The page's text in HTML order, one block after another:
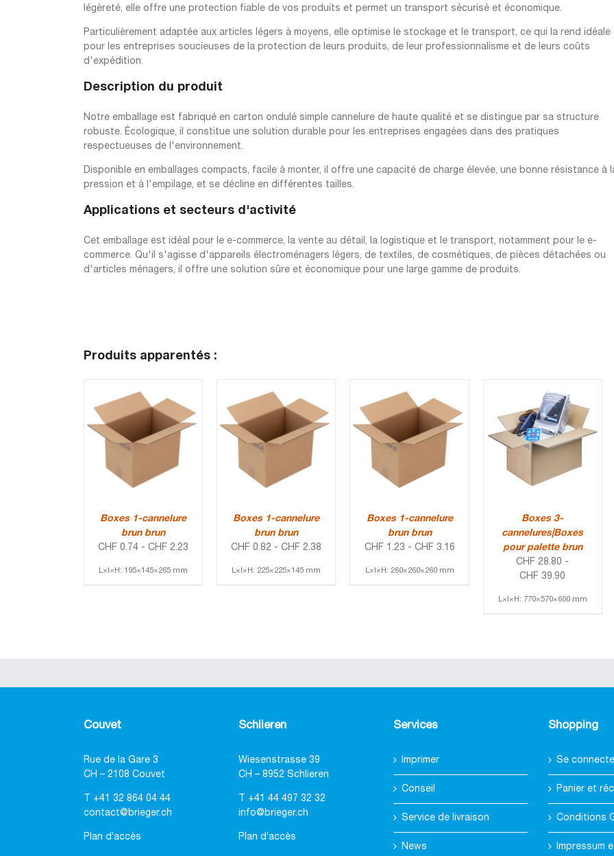
légèreté, elle offre une protection fiable de vos produits et permet un transport sécurisé et économique.
Particulièrement adaptée aux articles légers à moyens, elle optimise le stockage et le transport, ce qui la rend idéale
pour les entreprises soucieuses de la protection de leurs produits, de leur professionnalisme et de leurs coûts
d'expédition.
Description du produit
Notre emballage est fabriqué en carton ondulé simple cannelure de haute qualité et se distingue par sa structure
robuste. Écologique, il constitue une solution durable pour les entreprises engagées dans des pratiques
respectueuses de l'environnement.
Disponible en emballages compacts, facile à monter, il offre une capacité de charge élevée, une bonne résistance à
pression et à l'empilage, et se décline en différentes tailles.
Applications et secteurs d'activité
Cet emballage est idéal pour le e-commerce, la vente au détail, la logistique et le transport, notamment pour le e-
commerce. Qu'il s'agisse d'appareils électroménagers légers, de textiles, de cosmétiques, de pièces détachées ou
d'articles ménagers, il offre une solution sûre et économique pour une large gamme de produits.
Produits apparentés :
Boxes 1-cannelure
brun brun
CHF 0.74 -CHF 2.23
L×l×H: 195×145×265 mm
Boxes 1-cannelure
brun brun
CHF 0.82 -CHF 2.38
L×l×H: 225×225×145 mm
Boxes 1-cannelure
brun brun
CHF 1.23 - CHF 3.16
L×l×H: 260×260×260 mm
Boxes 3-
cannelures|Boxes
pour palette brun
CHF 28.80 -
CHF 39.90
L×l×H: 770×570×600 mm
Couvet
Rue de la Gare 3
CH – 2108 Couvet
+41 32 864 04 44
contact@brieger.ch
Plan d’accès
Schlieren
Wiesenstrasse 39
CH – 8952 Schlieren
+41 44 497 32 32
info@brieger.ch
Plan d’accès
Services
Imprimer
Conseil
Service de livraison
News
Shopping
Se
Panier et
Conditions
Impressum